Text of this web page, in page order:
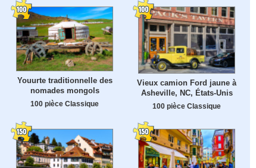
Youurte traditionnelle des
nomades mongols
100 pièce Classique
Vieux camion Ford jaune à
Asheville, NC, États-Unis
100 pièce Classique